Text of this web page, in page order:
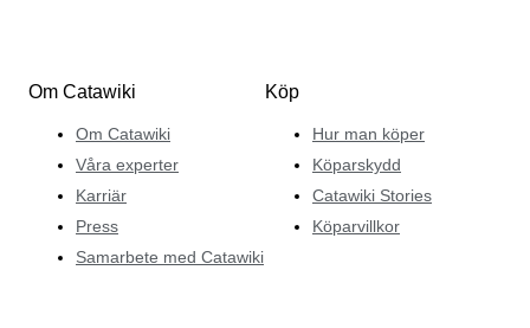
Om Catawiki
Om Catawiki
Våra experter
Karriär
Press
Samarbete med Catawiki
Köp
Hur man köper
Köparskydd
Catawiki Stories
Köparvillkor